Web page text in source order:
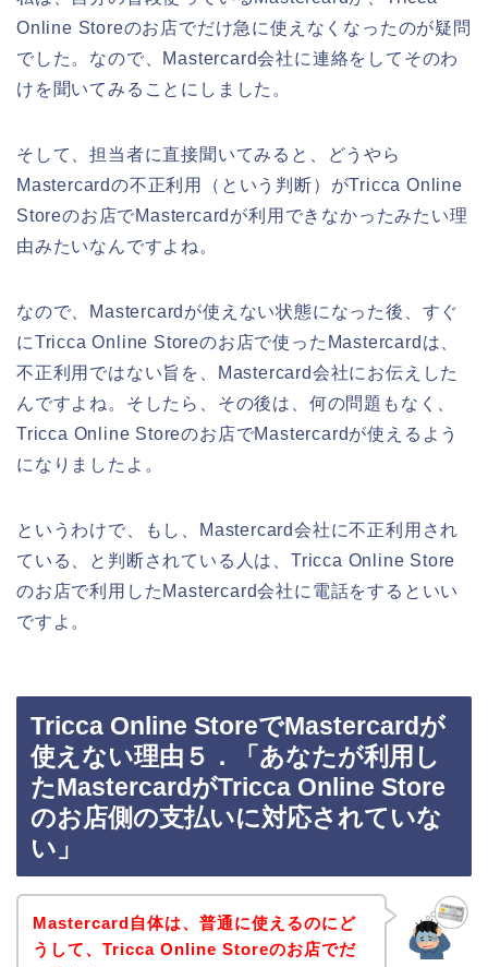
Online Storeのお店でだけ急に使えなくなったのが疑問
でした。なので、Mastercard会社に連絡をしてそのわ
けを聞いてみることにしました。
そして、担当者に直接聞いてみると、どうやら
Mastercardの不正利用（という判断）がTricca Online
Storeのお店でMastercardが利用できなかったみたい理
由みたいなんですよね。
なので、Mastercardが使えない状態になった後、すぐ
にTricca Online Storeのお店で使ったMastercardは、
不正利用ではない旨を、Mastercard会社にお伝えした
んですよね。そしたら、その後は、何の問題もなく、
Tricca Online Storeのお店でMastercardが使えるよう
になりましたよ。
というわけで、もし、Mastercard会社に不正利用され
ている、と判断されている人は、Tricca Online Store
のお店で利用したMastercard会社に電話をするといい
ですよ。
Tricca Online StoreでMastercardが
使えない理由５．「あなたが利用し
たMastercardがTricca Online Store
のお店側の支払いに対応されていな
い」
Mastercard自体は、普通に使えるのにど
うして、Tricca Online Storeのお店でだ